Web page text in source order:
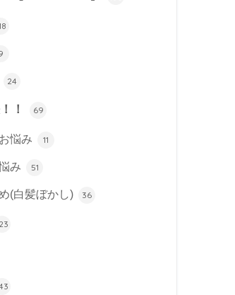
24
！ 69
悩み 11
み 51
(白髪ぼかし) 36